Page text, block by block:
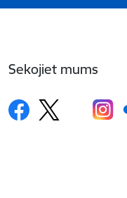
Sekojiet mums